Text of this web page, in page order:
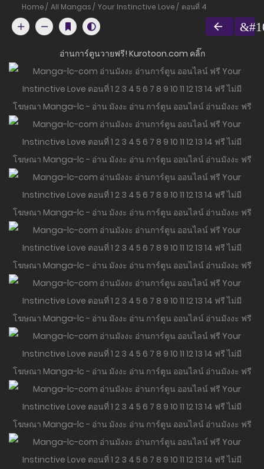
Home All Mangas Your Instinctive Love ตอนที่ 4
อ่านการ์ตูนวายฟรี! Kurotoon.com คลิ๊ก